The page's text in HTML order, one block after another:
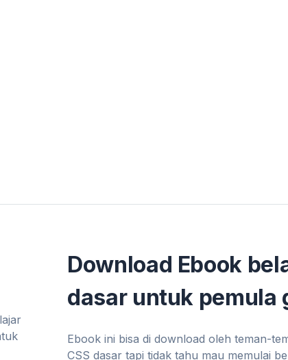
Download Ebook
dasar untuk pemula
Ebook ini bisa di download oleh teman-
CSS dasar tapi tidak tahu mau memulai